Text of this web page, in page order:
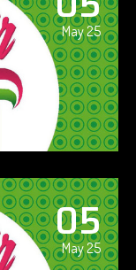
May 25
05
May 25